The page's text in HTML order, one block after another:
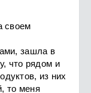
своем
зашла в
что рядом и
из них
то меня